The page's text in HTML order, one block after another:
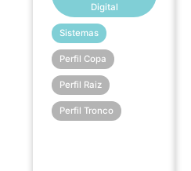
Digital
Sistemas
Perfil Copa
Perfil Raiz
Perfil Tronco